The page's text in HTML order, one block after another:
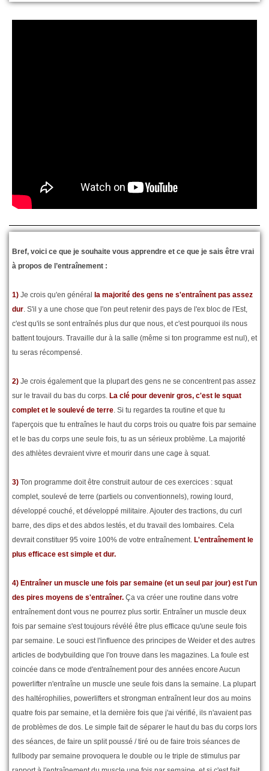
Bref, voici ce que je souhaite vous apprendre et ce que je sais être vrai
à propos de l’entraînement :
1) Je crois qu'en général la majorité des gens ne s'entraînent pas assez
dur . S'il y a une chose que l'on peut retenir des pays de l'ex bloc de l'Est,
c'est qu'ils se sont entraînés plus dur que nous, et c'est pourquoi ils nous
battent toujours. Travaille dur à la salle (même si ton programme est nul), et
tu seras récompensé.
2) Je crois également que la plupart des gens ne se concentrent pas assez
sur le travail du bas du corps. La clé pour devenir gros, c'est le squat
complet et le soulevé de terre . Si tu regardes ta routine et que tu
t'aperçois que tu entraînes le haut du corps trois ou quatre fois par semaine
et le bas du corps une seule fois, tu as un sérieux problème. La majorité
des athlètes devraient vivre et mourir dans une cage à squat.
3) Ton programme doit être construit autour de ces exercices : squat
complet, soulevé de terre (partiels ou conventionnels), rowing lourd,
développé couché, et développé militaire. Ajouter des tractions, du curl
barre, des dips et des abdos lestés, et du travail des lombaires. Cela
devrait constituer 95 voire 100% de votre entraînement. L'entraînement le
plus efficace est simple et dur.
4) Entraîner un muscle une fois par semaine (et un seul par jour) est l'un
des pires moyens de s'entraîner. Ça va créer une routine dans votre
entraînement dont vous ne pourrez plus sortir. Entraîner un muscle deux
fois par semaine s'est toujours révélé être plus efficace qu'une seule fois
par semaine. Le souci est l'influence des principes de Weider et des autres
articles de bodybuilding que l'on trouve dans les magazines. La foule est
coincée dans ce mode d'entraînement pour des années encore Aucun
powerlifter n'entraîne un muscle une seule fois dans la semaine. La plupart
des haltérophilies, powerlifters et strongman entraînent leur dos au moins
quatre fois par semaine, et la dernière fois que j'ai vérifié, ils n'avaient pas
de problèmes de dos. Le simple fait de séparer le haut du bas du corps lors
des séances, de faire un split poussé / tiré ou de faire trois séances de
fullbody par semaine provoquera le double ou le triple de stimulus par